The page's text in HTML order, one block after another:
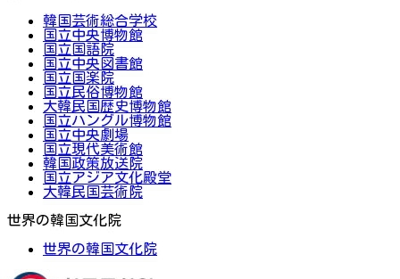
韓国芸術総合学校
国立中央博物館
国立国語院
国立中央図書館
国立国楽院
国立民俗博物館
大韓民国歴史博物館
国立ハングル博物館
国立中央劇場
国立現代美術館
韓国政策放送院
国立アジア文化殿堂
大韓民国芸術院
世界の韓国文化院
世界の韓国文化院